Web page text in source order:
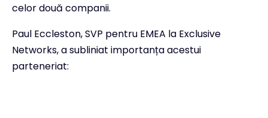
celor două companii.
Paul Eccleston, SVP pentru EMEA la Exclusive
Networks, a subliniat importanța acestui
parteneriat: